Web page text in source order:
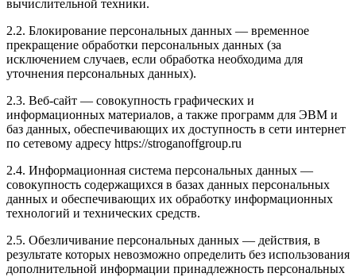
вычислительной техники.
2.2. Блокирование персональных данных — временное
прекращение обработки персональных данных (за
исключением случаев, если обработка необходима для
уточнения персональных данных).
2.3. Веб-сайт — совокупность графических и
информационных материалов, а также программ для ЭВМ и
баз данных, обеспечивающих их доступность в сети интернет
по сетевому адресу https://stroganoffgroup.ru
2.4. Информационная система персональных данных —
совокупность содержащихся в базах данных персональных
данных и обеспечивающих их обработку информационных
технологий и технических средств.
2.5. Обезличивание персональных данных — действия, в
результате которых невозможно определить без использования
дополнительной информации принадлежность персональных